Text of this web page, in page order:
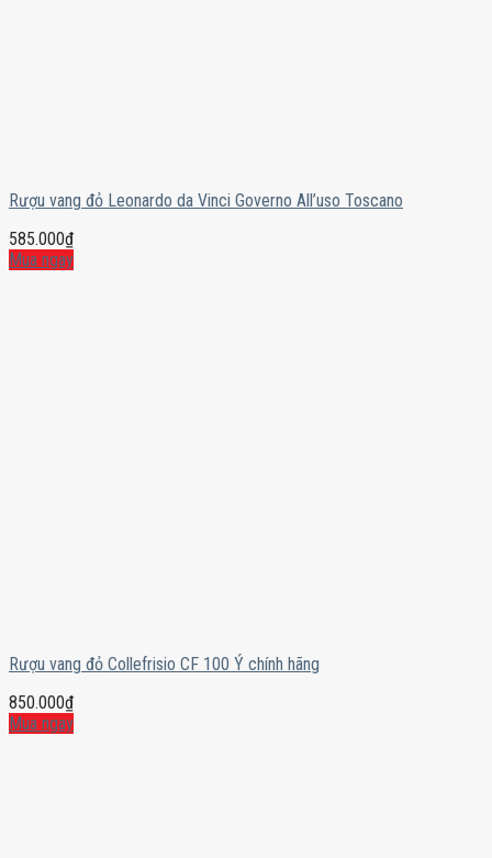
Rượu vang đỏ Leonardo da Vinci Governo All’uso Toscano
585.000₫
Mua ngay
Rượu vang đỏ Collefrisio CF 100 Ý chính hãng
850.000₫
Mua ngay